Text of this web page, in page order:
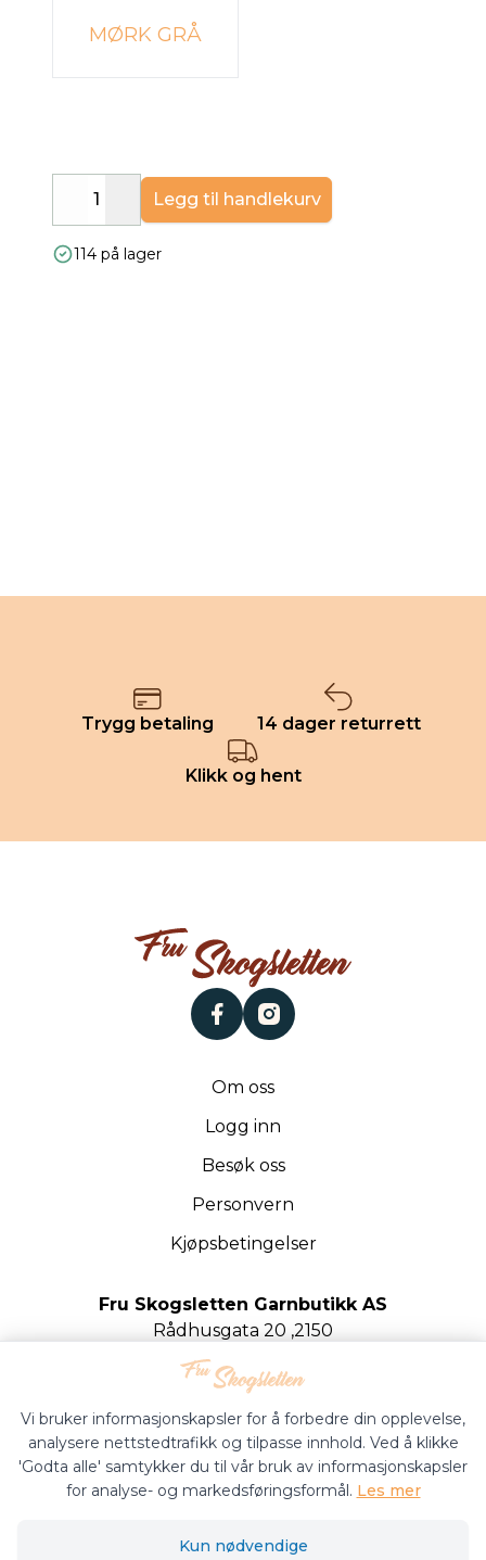
MØRK GRÅ
DecreaseIncrease
Legg til handlekurv
114 på lager
Trygg betaling 14 dager returrett
Klikk og hent
facebookinstagram
Om oss
Logg inn
Besøk oss
Personvern
Kjøpsbetingelser
Fru Skogsletten Garnbutikk AS
Rådhusgata 20 ,2150
Org.nr. 922020442
Vi bruker informasjonskapsler for å forbedre din opplevelse,
analysere nettstedtrafikk og tilpasse innhold. Ved å klikke
'Godta alle' samtykker du til vår bruk av informasjonskapsler
for analyse- og markedsføringsformål. Les mer
Kun nødvendige